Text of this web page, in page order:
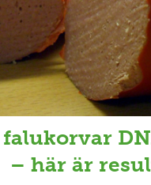
falukorvar
– här är